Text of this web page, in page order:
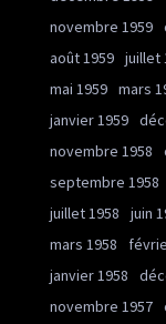
novembre 1959
août 1959 juillet
mai 1959 mars
janvier 1959
novembre 1958
septembre 1958
juillet 1958
juin
mars 1958
janvier 1958
novembre 1957